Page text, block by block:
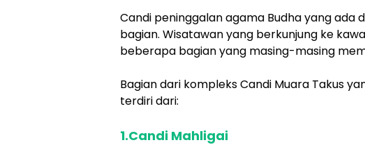
Candi peninggalan agama Budha yang
bagian. Wisatawan yang berkunjung ke
beberapa bagian yang masing-masing
Bagian dari kompleks Candi Muara Takus
terdiri dari:
1.Candi Mahligai